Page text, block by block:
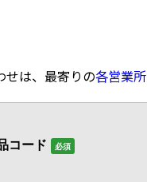
せは、最寄りの各営業所
コード 必須